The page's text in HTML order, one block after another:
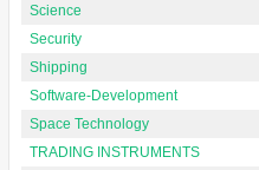
Science
Security
Shipping
Software-Development
Space Technology
TRADING INSTRUMENTS